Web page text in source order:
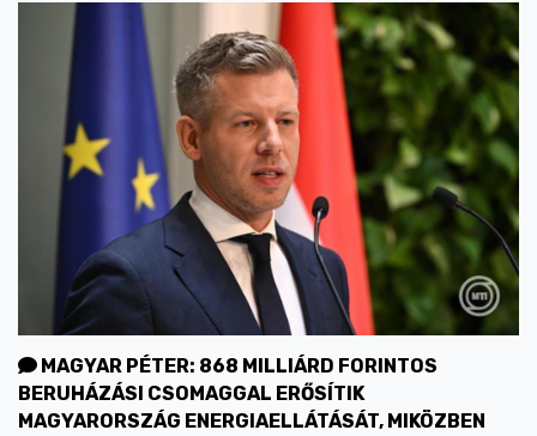
MAGYAR PÉTER: 868 MILLIÁRD FORINTOS
BERUHÁZÁSI CSOMAGGAL ERŐSÍTIK
MAGYARORSZÁG ENERGIAELLÁTÁSÁT, MIKÖZBEN